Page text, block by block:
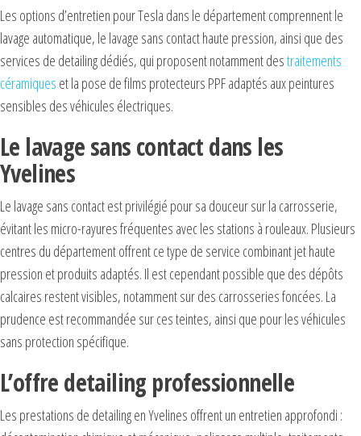
Les options d’entretien pour Tesla dans le département comprennent le
lavage automatique, le lavage sans contact haute pression, ainsi que des
services de detailing dédiés, qui proposent notamment destraitements
céramiques et la pose de films protecteurs PPF adaptés aux peintures
sensibles des véhicules électriques.
Le lavage sans contact dans les
Yvelines
Le lavage sans contact est privilégié pour sa douceur sur la carrosserie,
évitant les micro-rayures fréquentes avec les stations à rouleaux. Plusieurs
centres du département offrent ce type de service combinant jet haute
pression et produits adaptés. Il est cependant possible que des dépôts
calcaires restent visibles, notamment sur des carrosseries foncées. La
prudence est recommandée sur ces teintes, ainsi que pour les véhicules
sans protection spécifique.
L’offre detailing professionnelle
Les prestations de detailing en Yvelines offrent un entretien approfondi :